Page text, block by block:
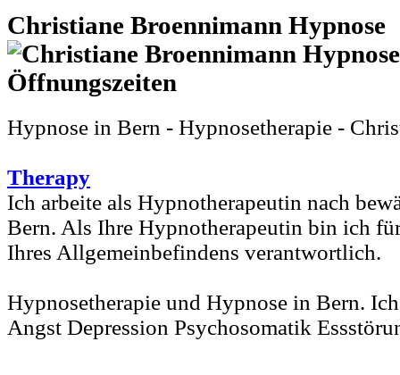
Christiane Broennimann Hypnose
Hypnose in Bern - Hypnosetherapie -
Therapy
Ich arbeite als Hypnotherapeutin nach
Bern. Als Ihre Hypnotherapeutin bin ich
Ihres Allgemeinbefindens verantwortlich.
Hypnosetherapie und Hypnose in Bern.
Angst Depression Psychosomatik